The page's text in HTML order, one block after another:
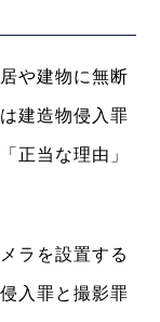
や建物に無断
建造物侵入罪
正当な理由」
ラを設置する
入罪と撮影罪